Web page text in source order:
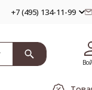
+7 (495) 134-11-99